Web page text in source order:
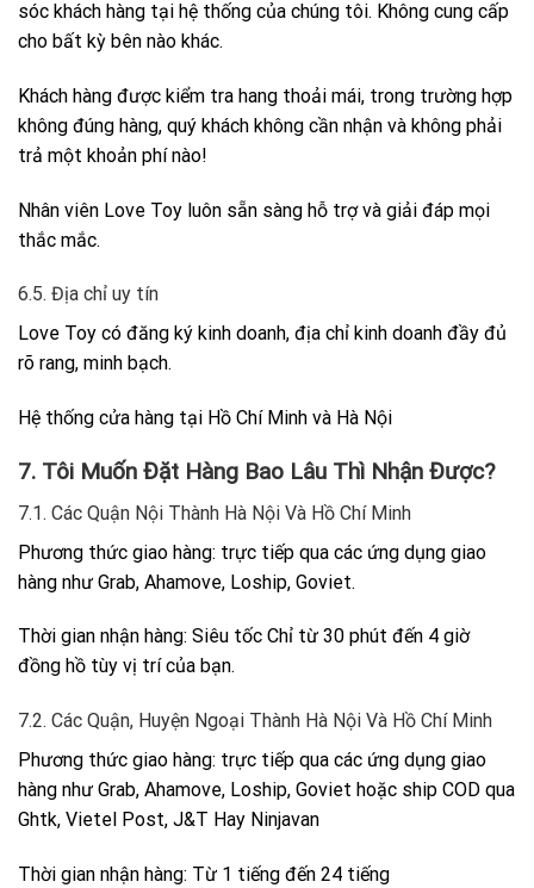
sóc khách hàng tại hệ thống của chúng tôi. Không cung cấp
cho bất kỳ bên nào khác.
Khách hàng được kiểm tra hang thoải mái, trong trường hợp
không đúng hàng, quý khách không cần nhận và không phải
trả một khoản phí nào!
Nhân viên Love Toy luôn sẵn sàng hỗ trợ và giải đáp mọi
thắc mắc.
6.5. Địa chỉ uy tín
Love Toy có đăng ký kinh doanh, địa chỉ kinh doanh đầy đủ
rõ rang, minh bạch.
Hệ thống cửa hàng tại Hồ Chí Minh và Hà Nội
7. Tôi Muốn Đặt Hàng Bao Lâu Thì Nhận Được?
7.1. Các Quận Nội Thành Hà Nội Và Hồ Chí Minh
Phương thức giao hàng: trực tiếp qua các ứng dụng giao
hàng như Grab, Ahamove, Loship, Goviet.
Thời gian nhận hàng: Siêu tốc Chỉ từ 30 phút đến 4 giờ
đồng hồ tùy vị trí của bạn.
7.2. Các Quận, Huyện Ngoại Thành Hà Nội Và Hồ Chí Minh
Phương thức giao hàng: trực tiếp qua các ứng dụng giao
hàng như Grab, Ahamove, Loship, Goviet hoặc ship COD qua
Ghtk, Vietel Post, J&T Hay Ninjavan
Thời gian nhận hàng: Từ 1 tiếng đến 24 tiếng